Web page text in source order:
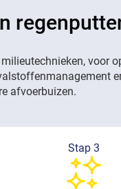
voor
afvoerbuizen.
Stap 3